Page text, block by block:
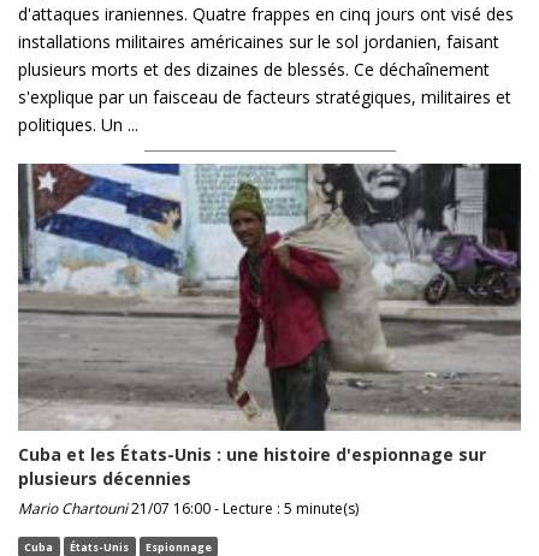
d'attaques iraniennes. Quatre frappes en cinq jours ont visé des
installations militaires américaines sur le sol jordanien, faisant
plusieurs morts et des dizaines de blessés. Ce déchaînement
s'explique par un faisceau de facteurs stratégiques, militaires et
politiques. Un ...
Cuba et les États-Unis : une histoire d'espionnage sur
plusieurs décennies
Mario Chartouni21/07 16:00 - Lecture : 5 minute(s)
Cuba États-Unis Espionnage